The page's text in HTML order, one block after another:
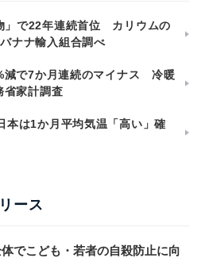
」で22年連続首位 カリウムの
ナナ輸入組合調べ
減で7か月連続のマイナス 冷暖
家計調査
は1か月平均気温「高い」確
ース
でこども・若者の自殺防止に向